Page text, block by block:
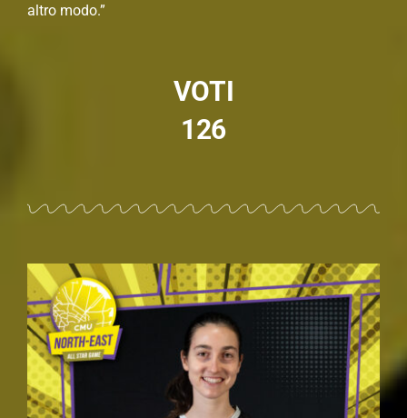
altro modo.”
VOTI
126